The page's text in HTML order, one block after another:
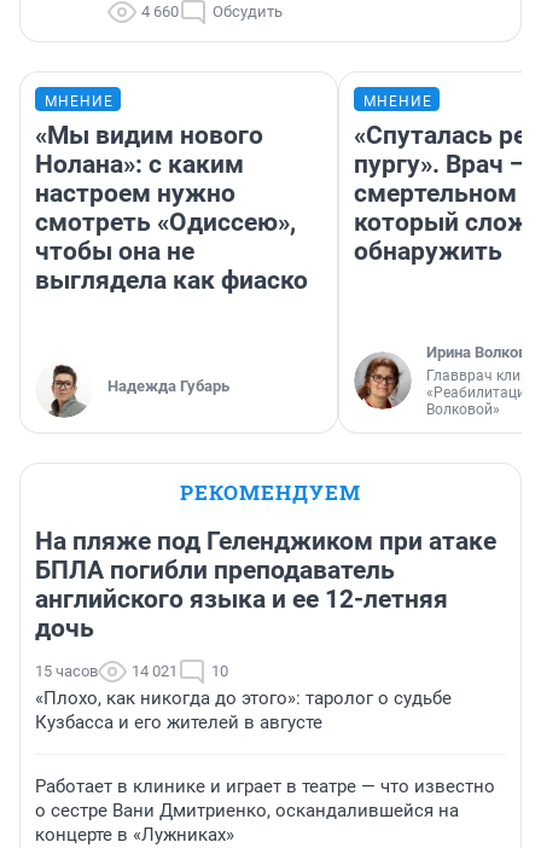
4 660 Обсудить
МНЕНИЕ
«Мы видим нового
Нолана»: с каким
настроем нужно
смотреть «Одиссею»,
чтобы она не
выглядела как фиаско
Надежда Губарь
МНЕНИЕ
«Спуталась
пургу». Врач —
смертельном
который
обнаружить
Ирина Волкова
Главврач
«Реабилитация
Волковой»
РЕКОМЕНДУЕМ
На пляже под Геленджиком при атаке
БПЛА погибли преподаватель
английского языка и ее 12-летняя
дочь
15 часов 14 021 10
«Плохо, как никогда до этого»: таролог о судьбе
Кузбасса и его жителей в августе
Работает в клинике и играет в театре — что известно
о сестре Вани Дмитриенко, оскандалившейся на
концерте в «Лужниках»